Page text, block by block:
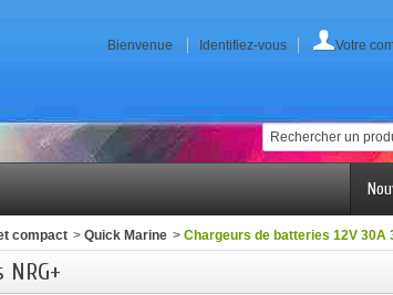
Bienvenue Identifiez-vous Votre
compact > Quick Marine > Chargeurs de batteries 12V 30A